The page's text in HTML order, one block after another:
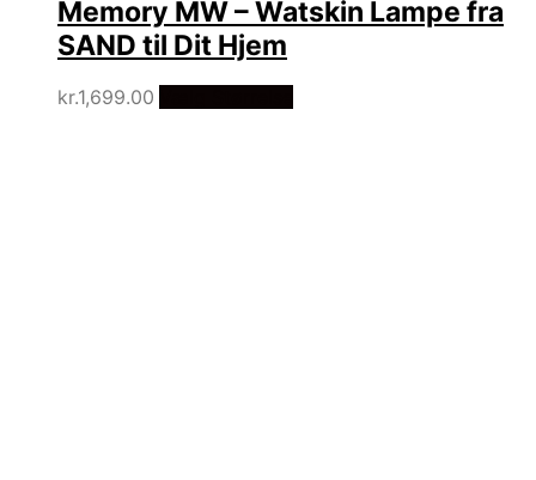
Memory MW – Watskin Lampe fra
SAND til Dit Hjem
kr.1,699.00